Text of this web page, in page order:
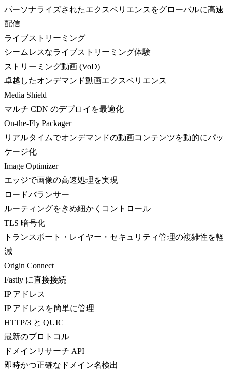
パーソナライズされたエクスペリエンスをグローバルに高速
配信
ライブストリーミング
シームレスなライブストリーミング体験
ストリーミング動画 (VoD)
卓越したオンデマンド動画エクスペリエンス
Media Shield
マルチ CDN のデプロイを最適化
On-the-Fly Packager
リアルタイムでオンデマンドの動画コンテンツを動的にパッ
ケージ化
Image Optimizer
エッジで画像の高速処理を実現
ロードバランサー
ルーティングをきめ細かくコントロール
TLS 暗号化
トランスポート・レイヤー・セキュリティ管理の複雑性を軽
減
Origin Connect
Fastly に直接接続
IP アドレス
IP アドレスを簡単に管理
HTTP/3 と QUIC
最新のプロトコル
ドメインリサーチ API
即時かつ正確なドメイン名検出